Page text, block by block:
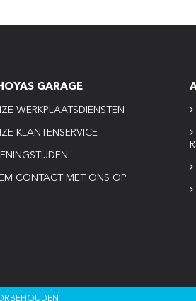
GARAGE
WERKPLAATSDIENSTEN
KLANTENSERVICE
CONTACT MET ONS OP